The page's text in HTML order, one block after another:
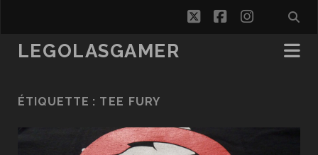
twitterfacebook
LEGOLASGAMER
ÉTIQUETTE : TEE FURY